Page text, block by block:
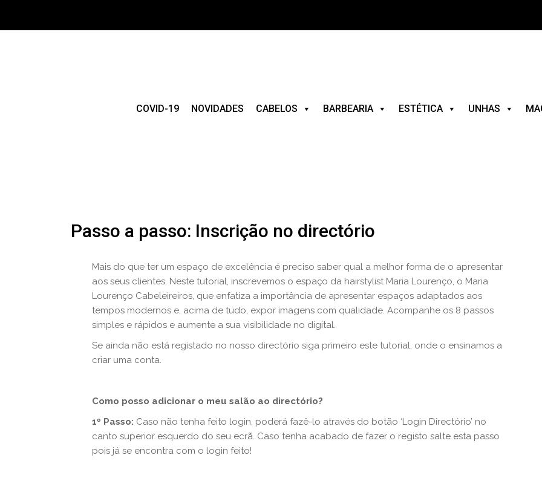
COVID-19 NOVIDADES CABELOS BARBEARIA ESTÉTICA UNHAS
Passo a passo: Inscrição no directório
Mais do que ter um espaço de excelência é preciso saber qual a melhor forma de o apresentar
aos seus clientes. Neste tutorial, inscrevemos o espaço da hairstylist Maria Lourenço, o Maria
Lourenço Cabeleireiros, que enfatiza a importância de apresentar espaços adaptados aos
tempos modernos e, acima de tudo, expor imagens com qualidade. Acompanhe os 8 passos
simples e rápidos e aumente a sua visibilidade no digital.
Se ainda não está registado no nosso directório siga primeiro este tutorial, onde o ensinamos a
criar uma conta.
Como posso adicionar o meu salão ao directório?
1º Passo: Caso não tenha feito login, poderá fazê-lo através do botão ‘Login Directório’ no
canto superior esquerdo do seu ecrã. Caso tenha acabado de fazer o registo salte esta passo
pois já se encontra com o login feito!